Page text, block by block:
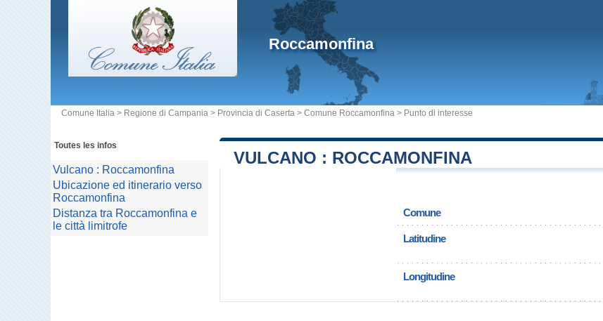
Roccamonfina
Comune Italia > Regione di Campania > Provincia di Caserta > Comune Roccamonfina > Punto di interesse
VULCANO : ROCCAMONFINA
Comune
Latitudine
Longitudine
Toutes les infos
Vulcano : Roccamonfina
Ubicazione ed itinerario verso
Roccamonfina
Distanza tra Roccamonfina e
le città limitrofe